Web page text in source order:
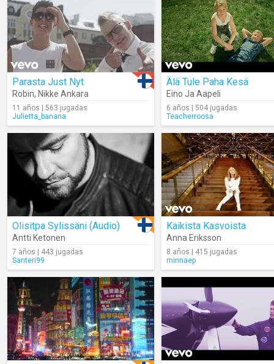
Parasta Just Nyt
Robin, Nikke Ankara
11 años | 563 jugadas
Julietta_banana
Älä Tule Paha Kesä
Eino Ja Aapeli
6 años | 504 jugadas
Teacherroosa
Olisitpa Sylissäni (Audio)
Antti Ketonen
7 años | 443 jugadas
Santeri99
Kaikista Kasvoista
Anna Eriksson
8 años | 415 jugadas
minnaep